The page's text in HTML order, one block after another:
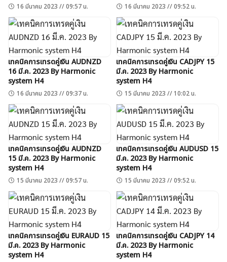
16 มีนาคม 2023 // 09:57 น. 16 มีนาคม 2023 // 09:52 น.
เทคนิคการเทรดคู่เงิน AUDNZD
16 มี.ค. 2023 By Harmonic
system H4
16 มีนาคม 2023 // 09:37 น.
เทคนิคการเทรดคู่เงิน CADJPY 15
มี.ค. 2023 By Harmonic
system H4
15 มีนาคม 2023 // 10:02 น.
เทคนิคการเทรดคู่เงิน AUDNZD
15 มี.ค. 2023 By Harmonic
system H4
15 มีนาคม 2023 // 09:57 น.
เทคนิคการเทรดคู่เงิน AUDUSD 15
มี.ค. 2023 By Harmonic
system H4
15 มีนาคม 2023 // 09:52 น.
เทคนิคการเทรดคู่เงิน EURAUD 15
มี.ค. 2023 By Harmonic
system H4
เทคนิคการเทรดคู่เงิน CADJPY 14
มี.ค. 2023 By Harmonic
system H4